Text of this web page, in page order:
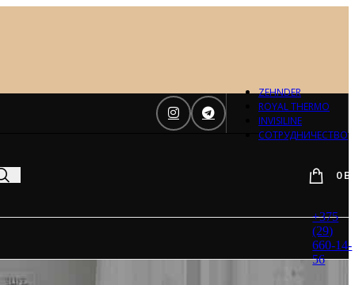
ZEHNDER
ROYAL THERMO
INVISILINE
СОТРУДНИЧЕСТВО
0
Отопление
Daveti
Royal
Thermo
Hitachi
LG
+375
(29)
660-14-
56